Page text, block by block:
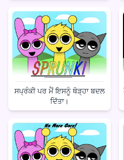
ਸਪ੍ਰੰਕੀ ਪਰ ਮੈਂ ਇਸਨੂੰ ਥੋੜ੍ਹਾ ਬਦਲ
ਦਿੱਤਾ।